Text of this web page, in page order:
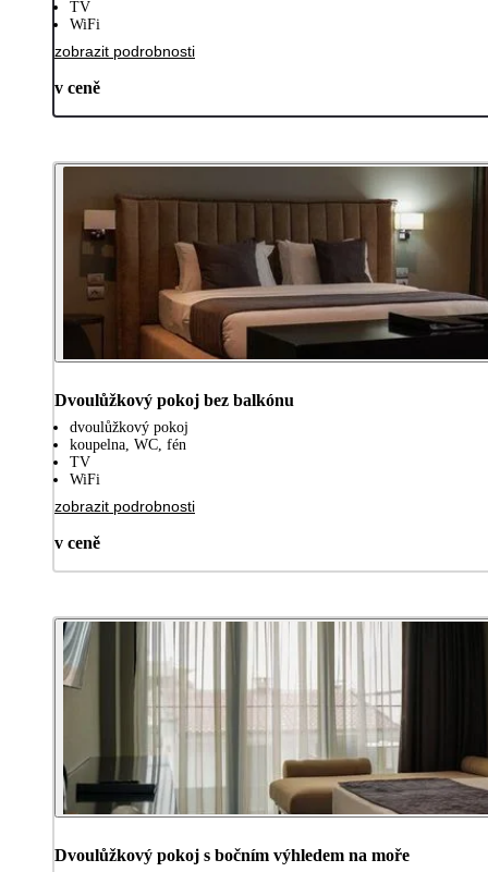
TV
WiFi
zobrazit podrobnosti
v ceně
Dvoulůžkový pokoj bez balkónu
dvoulůžkový pokoj
koupelna, WC, fén
TV
WiFi
zobrazit podrobnosti
v ceně
Dvoulůžkový pokoj s bočním výhledem na moře